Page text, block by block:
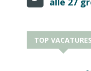
TOP VACATURES